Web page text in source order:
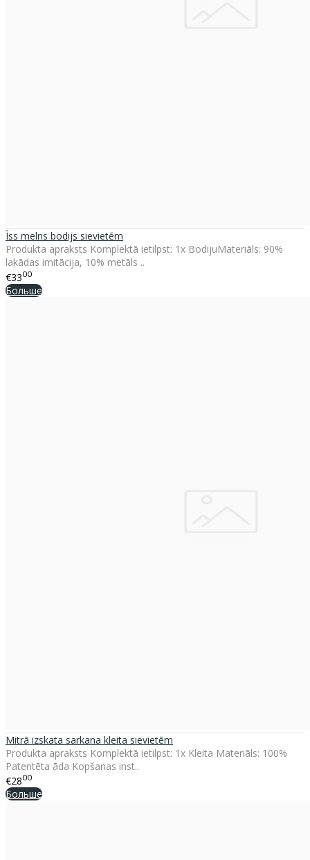
Īss melns bodijs sievietēm
Produkta apraksts Komplektā ietilpst: 1x BodijuMateriāls: 90%
lakādas imitācija, 10% metāls ..
€3300
Больше
Mitrā izskata sarkana kleita sievietēm
Produkta apraksts Komplektā ietilpst: 1x Kleita Materiāls: 100%
Patentēta āda Kopšanas inst..
€2800
Больше